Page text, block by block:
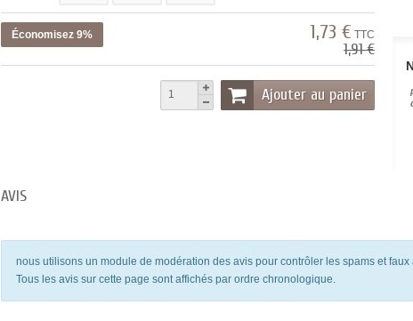
Économisez 9% 1,73 € TTC
1,91 €
Ajouter au panier
AVIS
nous utilisons un module de modération des avis pour contrôler les spams et faux
Tous les avis sur cette page sont affichés par ordre chronologique.